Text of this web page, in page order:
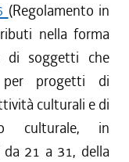
(Regolamento in
nella forma
di soggetti che
per progetti di
culturali e di
culturale, in
21 a 31, della